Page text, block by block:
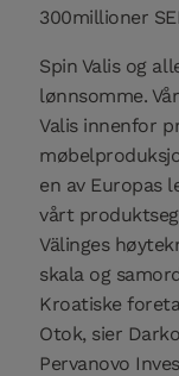
300millioner
Spin Valis og
lønnsomme.
Valis innenfor
en av Europas
vårt
Välinges
skala og
Kroatiske
Otok, sier
Pervanovo